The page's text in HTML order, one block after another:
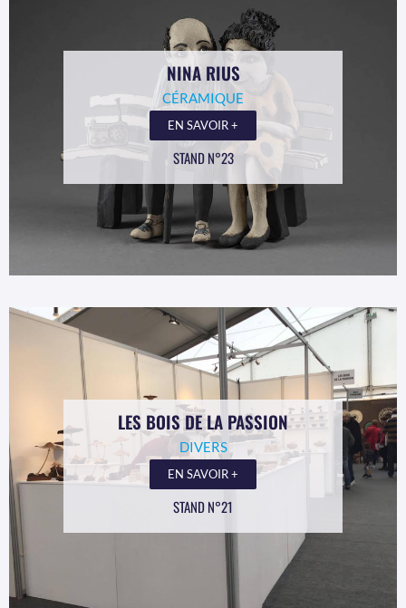
NINA RIUS
CÉRAMIQUE
EN SAVOIR +
STAND N°23
LES BOIS DE LA PASSION
DIVERS
EN SAVOIR +
STAND N°21